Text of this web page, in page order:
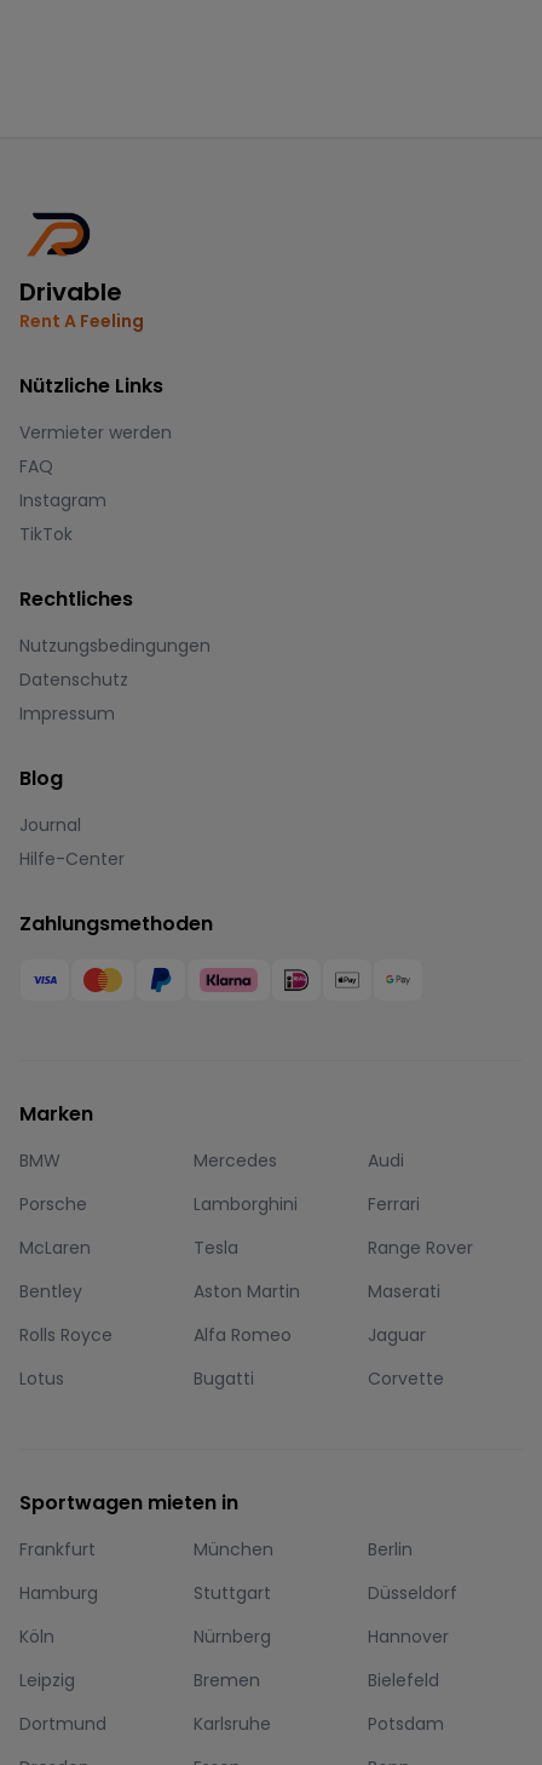
Drivable
Rent A Feeling
Nützliche Links
Vermieter werden
FAQ
Instagram
TikTok
Rechtliches
Nutzungsbedingungen
Datenschutz
Impressum
Blog
Journal
Hilfe-Center
Zahlungsmethoden
Marken
BMW Mercedes
Audi
Porsche
Lamborghini
Ferrari
McLaren
Tesla
Range Rover
Bentley
Aston Martin
Maserati
Rolls Royce
Alfa Romeo
Jaguar
Lotus
Bugatti Corvette
Sportwagen mieten in
Frankfurt München
Berlin
Hamburg
Stuttgart
Düsseldorf
Köln
Nürnberg
Hannover
Leipzig
Bremen
Bielefeld
Dortmund
Karlsruhe
Potsdam